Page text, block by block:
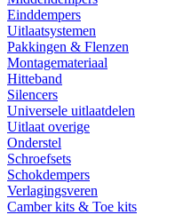
Einddempers
Uitlaatsystemen
Pakkingen & Flenzen
Montagemateriaal
Hitteband
Silencers
Universele uitlaatdelen
Uitlaat overige
Onderstel
Schroefsets
Schokdempers
Verlagingsveren
Camber kits & Toe kits